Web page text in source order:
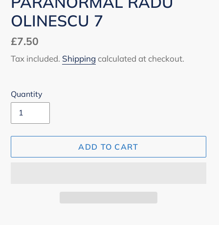
OLINESCU 7
Regular
price
£7.50
Tax included. Shipping calculated at checkout.
Quantity
ADD TO CART